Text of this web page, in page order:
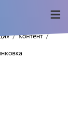
/ Контент /